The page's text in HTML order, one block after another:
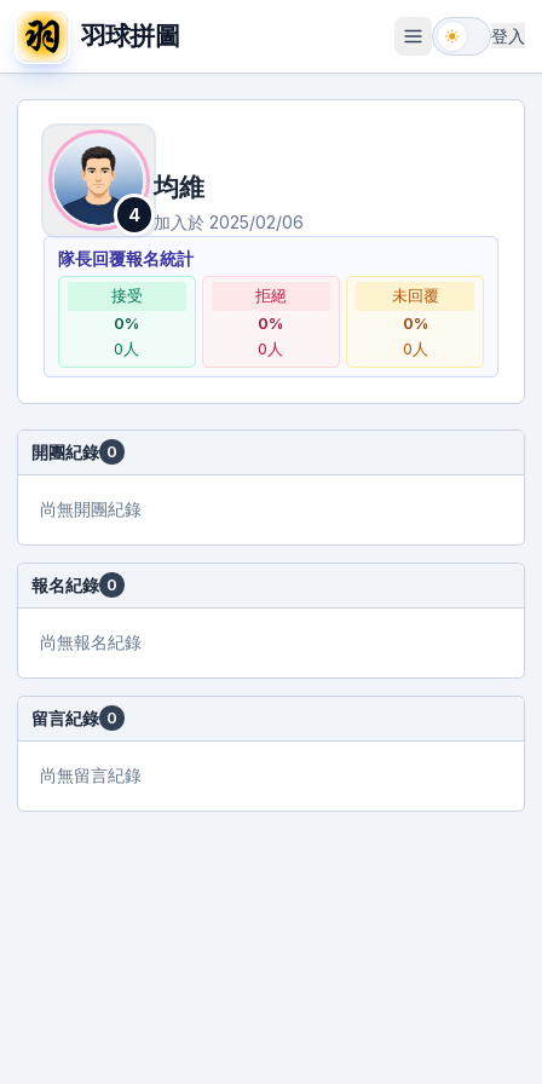
羽球拼圖 開啟選單
登入
4
均維
加入於 2025/02/06
隊長回覆報名統計
接受
0%
0 人
拒絕
0%
0 人
未回覆
0%
0 人
開團紀錄 0
尚無開團紀錄
報名紀錄 0
尚無報名紀錄
留言紀錄 0
尚無留言紀錄